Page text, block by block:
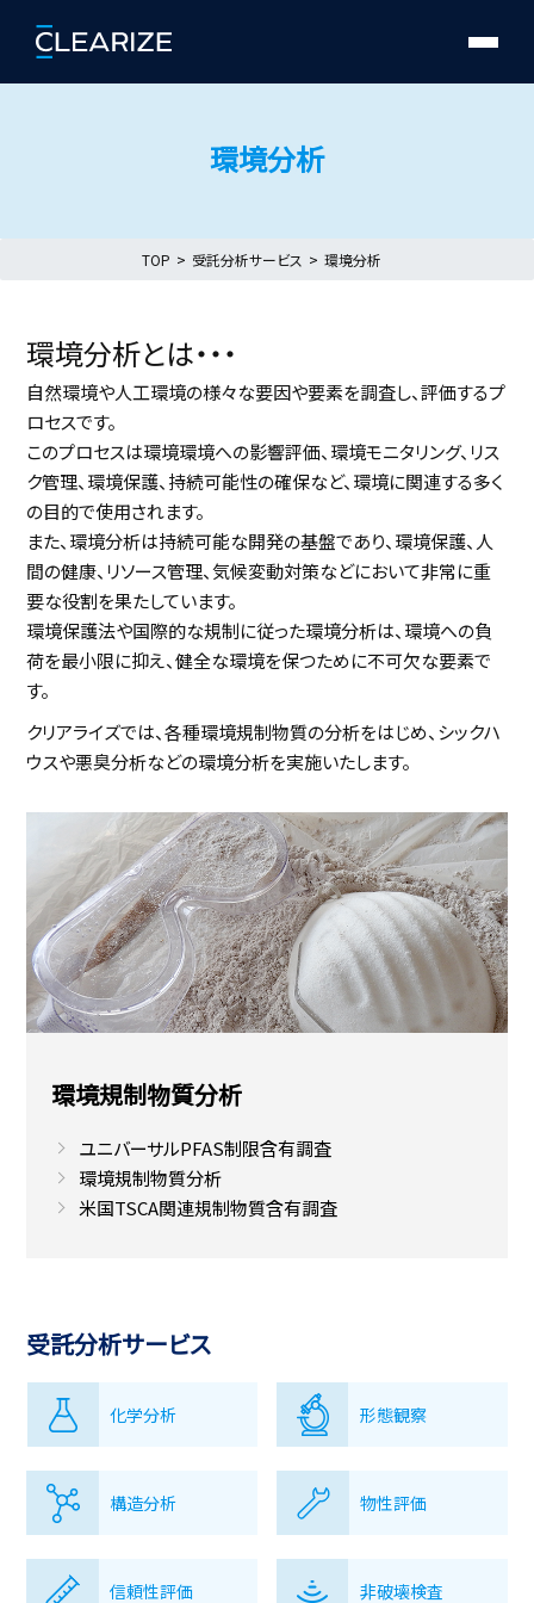
環境分析
TOP 受託分析サービス 環境分析
環境分析とは・・・
自然環境や人工環境の様々な要因や要素を調査し、評価するプ
ロセスです。
このプロセスは環境環境への影響評価、環境モニタリング、リス
ク管理、環境保護、持続可能性の確保など、環境に関連する多く
の目的で使用されます。
また、環境分析は持続可能な開発の基盤であり、環境保護、人
間の健康、リソース管理、気候変動対策などにおいて非常に重
要な役割を果たしています。
環境保護法や国際的な規制に従った環境分析は、環境への負
荷を最小限に抑え、健全な環境を保つために不可欠な要素で
す。
クリアライズでは、各種環境規制物質の分析をはじめ、シックハ
ウスや悪臭分析などの環境分析を実施いたします。
環境規制物質分析
ユニバーサルPFAS制限含有調査
環境規制物質分析
米国TSCA関連規制物質含有調査
受託分析サービス
化学分析 形態観察
構造分析 物性評価
信頼性評価 非破壊検査